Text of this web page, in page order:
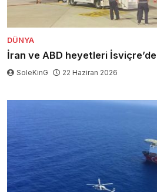
DÜNYA
İran ve ABD heyetleri İsviçre’de
SoleKinG 22 Haziran 2026